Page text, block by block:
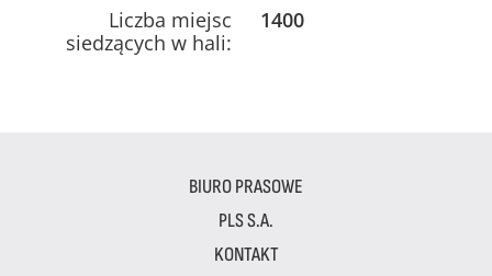
Liczba miejsc
siedzących w hali:
1400
BIURO PRASOWE
PLS S.A.
KONTAKT